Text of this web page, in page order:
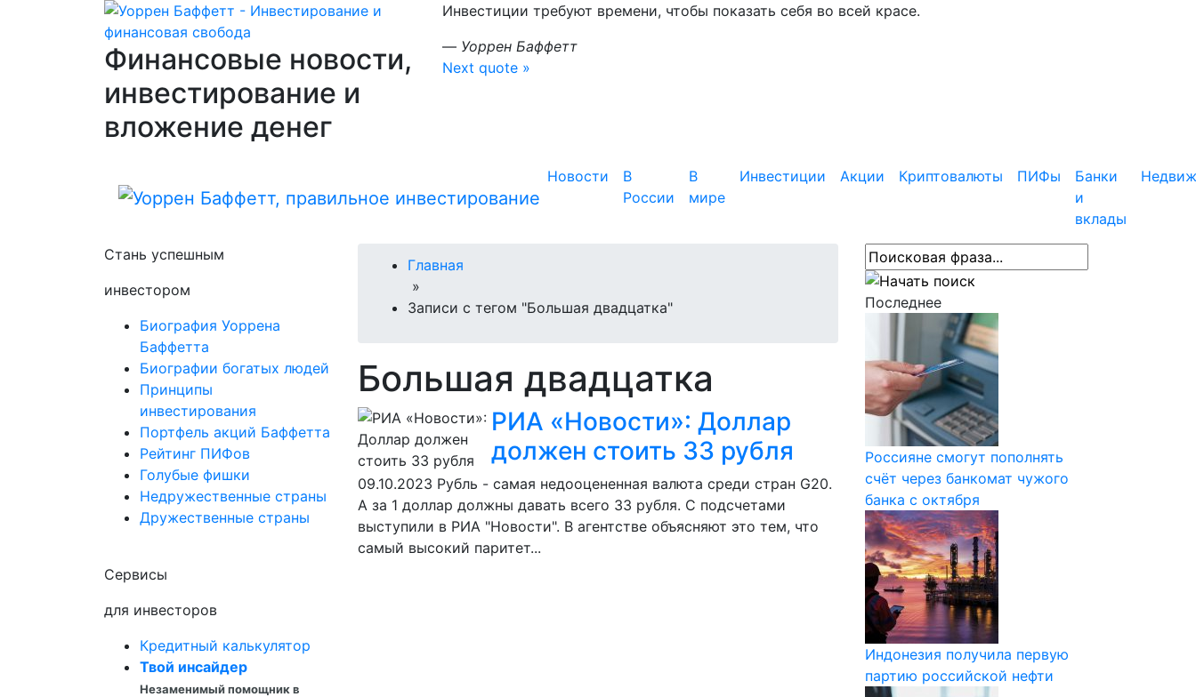
Финансовые новости,
инвестирование и
вложение денег
Инвестиции требуют времени, чтобы показать себя во всей красе.
— Уоррен Баффетт
Next quote »
Новости
В
России
В
мире
Инвестиции Акции Криптовалюты ПИФы
Банки
и
вклады
Стань успешным
инвестором
Биография Уоррена
Баффетта
Биографии богатых людей
Принципы
инвестирования
Портфель акций Баффетта
Рейтинг ПИФов
Голубые фишки
Недружественные страны
Дружественные страны
Сервисы
для инвесторов
Кредитный калькулятор
Твой инсайдер
Незаменимый помощник в
Главная
»
Записи с тегом "Большая двадцатка"
Большая двадцатка
РИА «Новости»: Доллар
должен стоить 33 рубля
09.10.2023 Рубль - самая недооцененная валюта среди стран G20.
А за 1 доллар должны давать всего 33 рубля. С подсчетами
выступили в РИА "Новости". В агентстве объясняют это тем, что
самый высокий паритет...
Последнее
Россияне смогут пополнять
счёт через банкомат чужого
банка с октября
Индонезия получила первую
партию российской нефти